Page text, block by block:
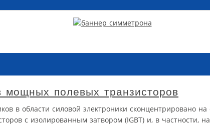
мощных полевых транзисторов
в области силовой электроники сконцентрировано на
с изолированным затвором (IGBT) и, в частности,